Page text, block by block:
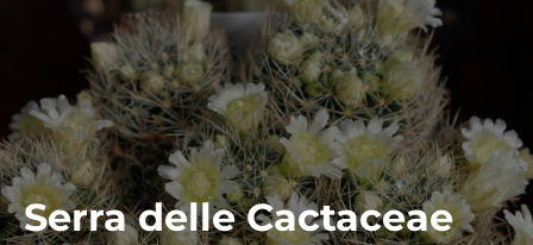
Serra delle Cactaceae